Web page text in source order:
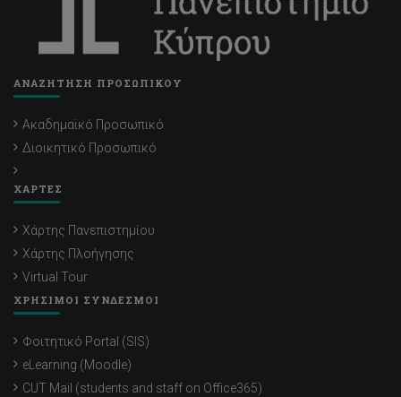
ΑΝΑΖΗΤΗΣΗ ΠΡΟΣΩΠΙΚΟΥ
Ακαδημαϊκό Προσωπικό
Διοικητικό Προσωπικό
ΧΑΡΤΕΣ
Χάρτης Πανεπιστημίου
Χάρτης Πλοήγησης
Virtual Tour
ΧΡΗΣΙΜΟΙ ΣΥΝΔΕΣΜΟΙ
Φοιτητικό Portal (SIS)
eLearning (Moodle)
CUT Mail (students and staff on Office365)